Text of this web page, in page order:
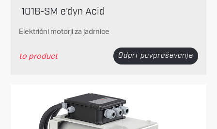
1018-SM e’dyn Acid
Električni motorji za jadrnice
to product Odpri povpraševanje